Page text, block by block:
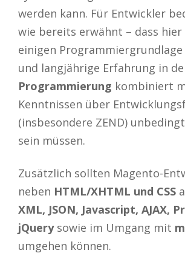
werden kann. Für Entwickler
wie bereits erwähnt – dass hier
einigen
und langjährige Erfahrung in
Programmierung kombiniert
Kenntnissen über
(insbesondere ZEND)
sein müssen.
Zusätzlich sollten Magento-
neben HTML/XHTML und CSS
XML, JSON, Javascript, AJAX,
jQuerysowie im Umgang mit
umgehen können.